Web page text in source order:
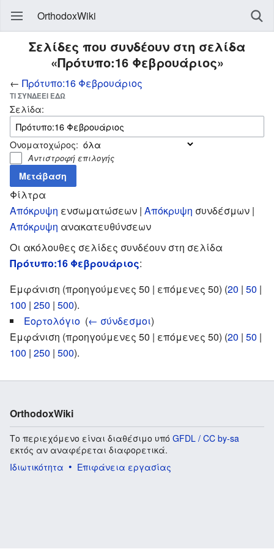
OrthodoxWiki
Σελίδες που συνδέουν στη σελίδα
«Πρότυπο:16 Φεβρουάριος»
← Πρότυπο:16 Φεβρουάριος
ΤΙ ΣΥΝΔΈΕΙ ΕΔΏ
Σελίδα:
Ονοματοχώρος:
Αντιστροφή επιλογής
Φίλτρα
Απόκρυψη ενσωματώσεων | Απόκρυψη συνδέσμων |
Απόκρυψη ανακατευθύνσεων
Οι ακόλουθες σελίδες συνδέουν στη σελίδα
Πρότυπο:16 Φεβρουάριος:
Εμφάνιση (προηγούμενες 50 | επόμενες 50) (20 | 50 |
100 | 250 | 500).
Εορτολόγιο (← σύνδεσμοι)
Εμφάνιση (προηγούμενες 50 | επόμενες 50) (20 | 50 |
100 | 250 | 500).
OrthodoxWiki
Το περιεχόμενο είναι διαθέσιμο υπό GFDL / CC by-sa
εκτός αν αναφέρεται διαφορετικά.
Ιδιωτικότητα
Επιφάνεια εργασίας